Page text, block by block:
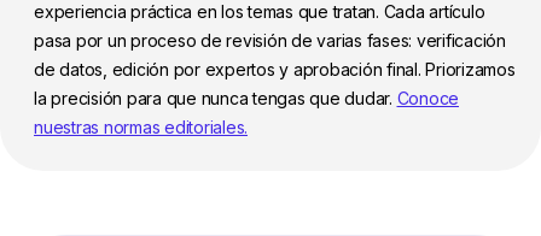
experiencia práctica en los temas que tratan. Cada artículo
pasa por un proceso de revisión de varias fases: verificación
de datos, edición por expertos y aprobación final. Priorizamos
la precisión para que nunca tengas que dudar. Conoce
nuestras normas editoriales.